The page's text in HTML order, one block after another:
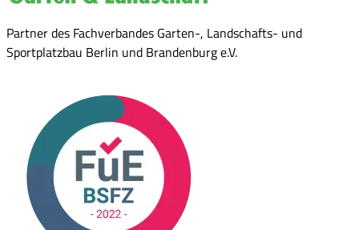
Partner des Fachverbandes Garten-, Landschafts- und
Sportplatzbau Berlin und Brandenburg e.V.